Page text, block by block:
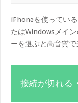
iPhoneを使ってい
たはWindowsメイ
ーを選ぶと高音質で
接続が切れる